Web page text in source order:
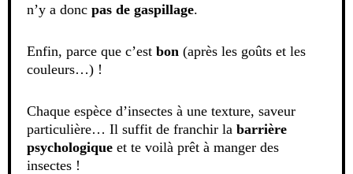
n’y a donc pas de gaspillage.
Enfin, parce que c’est bon (après les goûts et les
couleurs…) !
Chaque espèce d’insectes à une texture, saveur
particulière… Il suffit de franchir la barrière
psychologique et te voilà prêt à manger des
insectes !